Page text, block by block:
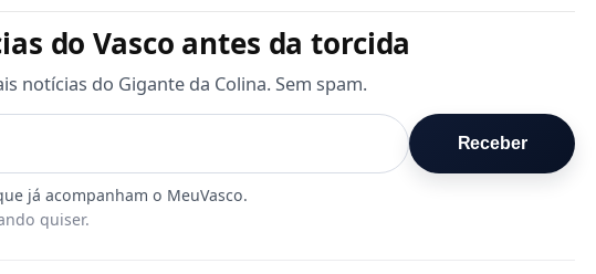
do Vasco antes da torcida
notícias do Gigante da Colina. Sem spam.
Receber
quiser.